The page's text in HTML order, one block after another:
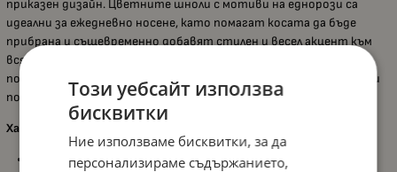
приказен дизайн. Цветните шноли с мотиви на еднорози са
идеални за ежедневно носене, като помагат косата да бъде
прибрана и същевременно добавят стилен и весел акцент към
всяка прическа. С разнообразието от дизайни, комплектът
позволява създаване на различни визии според настроението и
повода.
Характеристики:
Подходящ за децанад 4 години, като е съобразен с
Този уебсайт използва
бисквитки
Ние използваме бисквитки, за да
персонализираме съдържанието,